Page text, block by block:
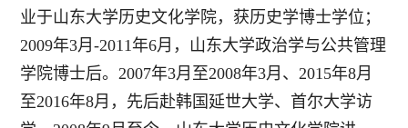
业于山东大学历史文化学院，获历史学博士学位；
2009年3月-2011年6月，山东大学政治学与公共管理
学院博士后。2007年3月至2008年3月、2015年8月
至2016年8月，先后赴韩国延世大学、首尔大学访